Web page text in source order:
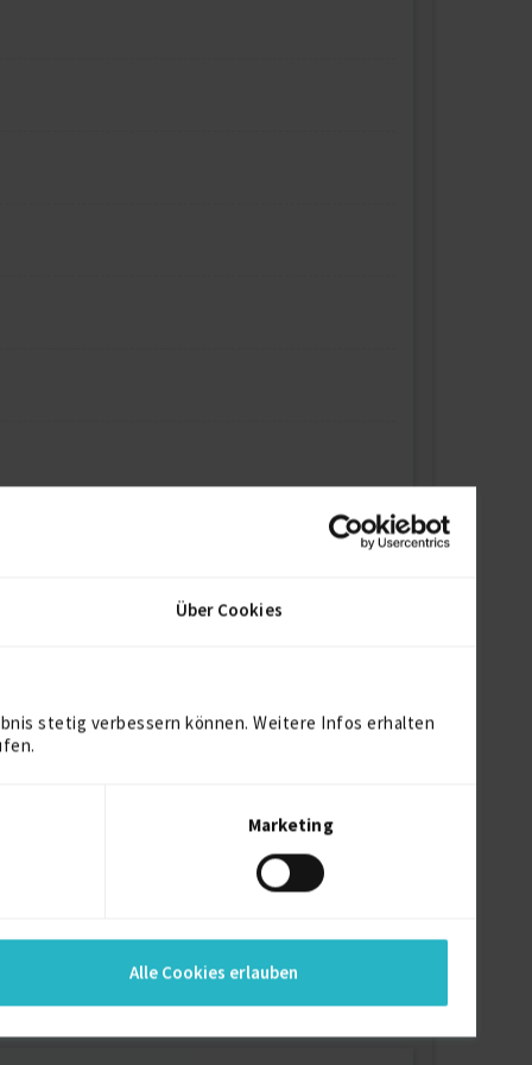
Über Cookies
stetig verbessern können. Weitere Infos erhalten
Marketing
Alle Cookies erlauben